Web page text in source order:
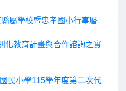
屬學校暨忠孝國小行事曆
化教育計畫與合作諮詢之實
民小學115學年度第二次代